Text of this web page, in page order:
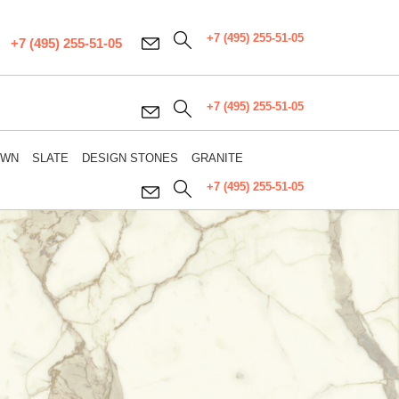
SLATE DESIGN STONES GRANITE
+7 (495) 255-51-05
+7 (495) 255-51-05
+7 (495) 255-51-05 +7 (495) 255-51-05